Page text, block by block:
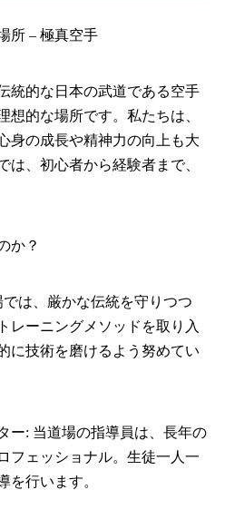
所 – 極真空手
統的な日本の武道である空手
想的な場所です。私たちは、
身の成長や精神力の向上も大
は、初心者から経験者まで、
か？
は、厳かな伝統を守りつつ
レーニングメソッドを取り入
に技術を磨けるよう努めてい
ー: 当道場の指導員は、長年の
フェッショナル。生徒一人一
を行います。